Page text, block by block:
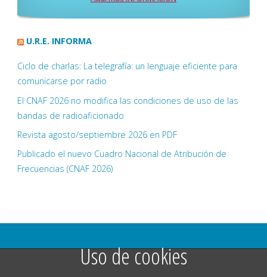
U.R.E. INFORMA
Ciclo de charlas: La telegrafía: un lenguaje eficiente para
comunicarse por radio
El CNAF 2026 no modifica las condiciones de uso de las
bandas de radioaficionado
Revista agosto/septiembre 2026 en PDF
Publicado el nuevo Cuadro Nacional de Atribución de
Frecuencias (CNAF 2026)
©2025 Unión de Radioaficonados Vetusta EA1UVR
Uso de cookies